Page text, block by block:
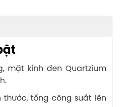
mặt kính đen Quartzium
thước, tổng công suất lên